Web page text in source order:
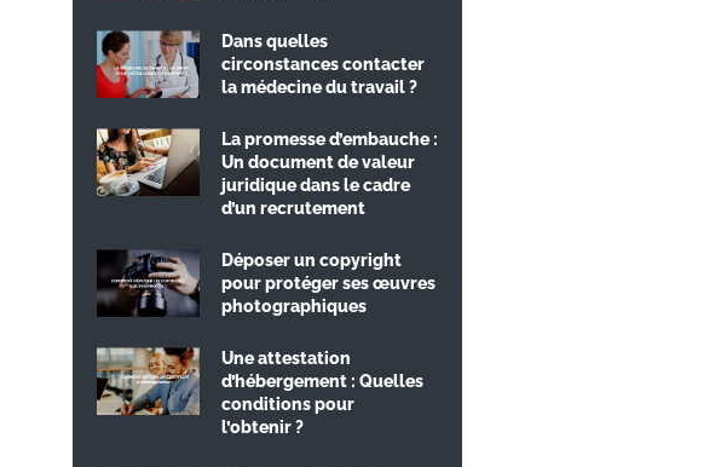
Dans quelles
circonstances contacter
la médecine du travail ?
La promesse d’embauche :
Un document de valeur
juridique dans le cadre
d’un recrutement
Déposer un copyright
pour protéger ses œuvres
photographiques
Une attestation
d’hébergement : Quelles
conditions pour
l’obtenir ?